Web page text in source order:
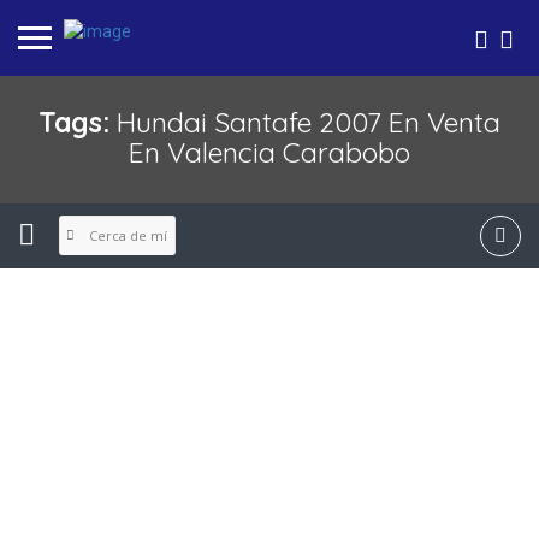
Tags: Hundai Santafe 2007 En Venta
En Valencia Carabobo
Cerca de mí